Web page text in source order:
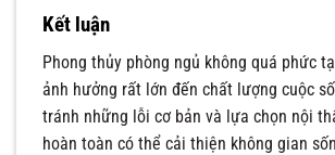
Kết luận
Phong thủy phòng ngủ không quá phức
ảnh hưởng rất lớn đến chất lượng cuộc
tránh những lỗi cơ bản và lựa chọn nội
hoàn toàn có thể cải thiện không gian